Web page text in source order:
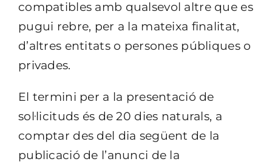
compatibles amb qualsevol altre que es
pugui rebre, per a la mateixa finalitat,
d’altres entitats o persones públiques o
privades.
El termini per a la presentació de
sol·licituds és de 20 dies naturals, a
comptar des del dia següent de la
publicació de l’anunci de la